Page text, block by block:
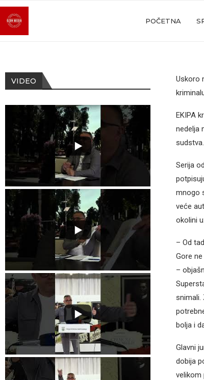
POČETNA
Uskoro
EKIPA
nedelja
sudstva.
Serija
mnogo
veće
okolini
– Od
Gore
–
snimali.
bolja i
Glavni
dobija
velikom
VIDEO